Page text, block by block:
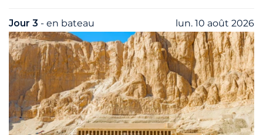
Jour 3 - en bateau lun. 10 août 2026